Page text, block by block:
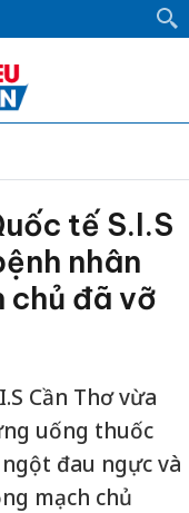
tế S.I.S
nhân
chủ đã vỡ
Cần Thơ vừa
uống thuốc
đau ngực và
mạch chủ